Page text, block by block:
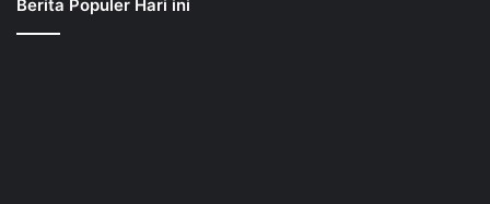
Berita Populer Hari ini